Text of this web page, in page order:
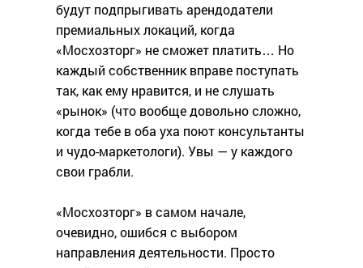
будут подпрыгивать арендодатели
премиальных локаций, когда
«Мосхозторг» не сможет платить… Но
каждый собственник вправе поступать
так, как ему нравится, и не слушать
«рынок» (что вообще довольно сложно,
когда тебе в оба уха поют консультанты
и чудо-маркетологи). Увы — у каждого
свои грабли.
«Мосхозторг» в самом начале,
очевидно, ошибся с выбором
направления деятельности. Просто